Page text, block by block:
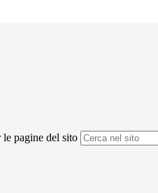
pagine del sito